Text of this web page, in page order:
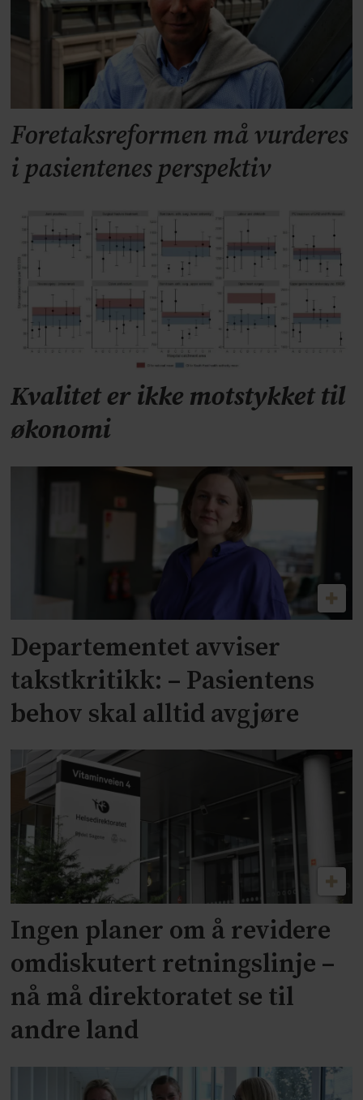
Foretaksreformen må vurderes
i pasientenes perspektiv
Kvalitet er ikke motstykket til
økonomi
Departementet avviser
takstkritikk: – Pasientens
behov skal alltid avgjøre
Ingen planer om å revidere
omdiskutert retningslinje –
nå må direktoratet se til
andre land